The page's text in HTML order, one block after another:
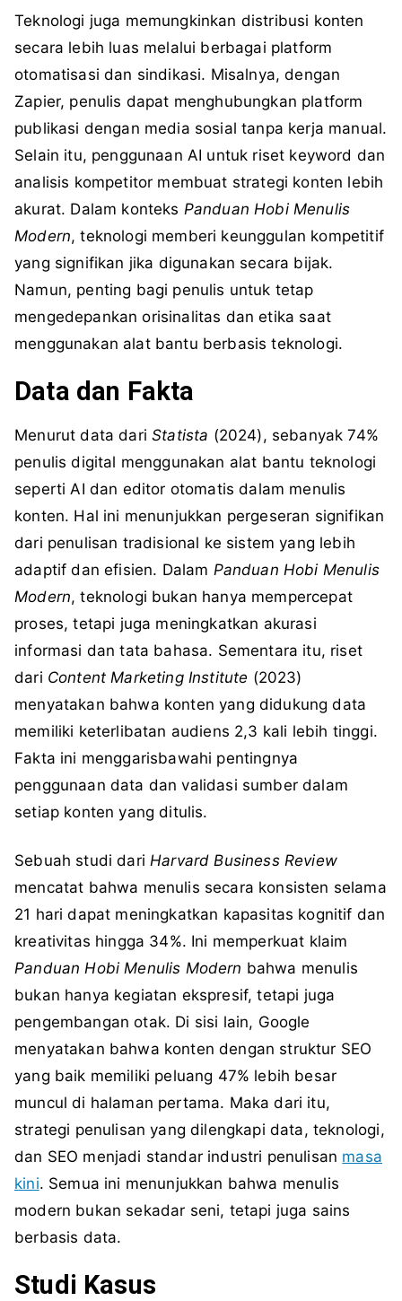
Teknologi juga memungkinkan distribusi konten
secara lebih luas melalui berbagai platform
otomatisasi dan sindikasi. Misalnya, dengan
Zapier, penulis dapat menghubungkan platform
publikasi dengan media sosial tanpa kerja manual.
Selain itu, penggunaan AI untuk riset keyword dan
analisis kompetitor membuat strategi konten lebih
akurat. Dalam konteks Panduan Hobi Menulis
Modern, teknologi memberi keunggulan kompetitif
yang signifikan jika digunakan secara bijak.
Namun, penting bagi penulis untuk tetap
mengedepankan orisinalitas dan etika saat
menggunakan alat bantu berbasis teknologi.
Data dan Fakta
Menurut data dariStatista (2024), sebanyak 74%
penulis digital menggunakan alat bantu teknologi
seperti AI dan editor otomatis dalam menulis
konten. Hal ini menunjukkan pergeseran signifikan
dari penulisan tradisional ke sistem yang lebih
adaptif dan efisien. Dalam Panduan Hobi Menulis
Modern, teknologi bukan hanya mempercepat
proses, tetapi juga meningkatkan akurasi
informasi dan tata bahasa. Sementara itu, riset
dari Content Marketing Institute (2023)
menyatakan bahwa konten yang didukung data
memiliki keterlibatan audiens 2,3 kali lebih tinggi.
Fakta ini menggarisbawahi pentingnya
penggunaan data dan validasi sumber dalam
setiap konten yang ditulis.
Sebuah studi dari Harvard Business Review
mencatat bahwa menulis secara konsisten selama
21 hari dapat meningkatkan kapasitas kognitif dan
kreativitas hingga 34%. Ini memperkuat klaim
Panduan Hobi Menulis Modern bahwa menulis
bukan hanya kegiatan ekspresif, tetapi juga
pengembangan otak. Di sisi lain, Google
menyatakan bahwa konten dengan struktur SEO
yang baik memiliki peluang 47% lebih besar
muncul di halaman pertama. Maka dari itu,
strategi penulisan yang dilengkapi data, teknologi,
dan SEO menjadi standar industri penulisan masa
kini. Semua ini menunjukkan bahwa menulis
modern bukan sekadar seni, tetapi juga sains
berbasis data.
Studi Kasus